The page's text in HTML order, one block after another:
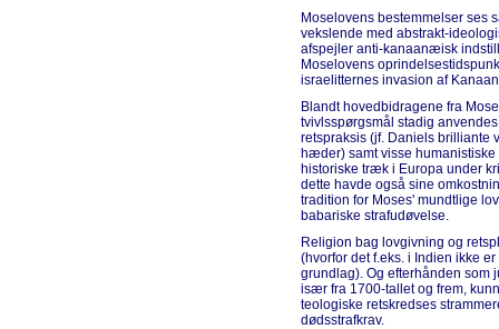
Moselovens bestemmelser ses
vekslende med abstrakt-
afspejler anti-kanaanæisk
Moselovens
israelitternes invasion af
Blandt hovedbidragene fra
tvivlsspørgsmål stadig
retspraksis (jf. Daniels brilliante
hæder) samt visse
historiske træk i Europa under
dette havde også sine
tradition for Moses' mundtlige
babariske strafudøvelse.
Religion bag lovgivning og
(hvorfor det f.eks. i Indien ikke
grundlag). Og efterhånden som
især fra 1700-tallet og frem,
teologiske retskredses
dødsstrafkrav.